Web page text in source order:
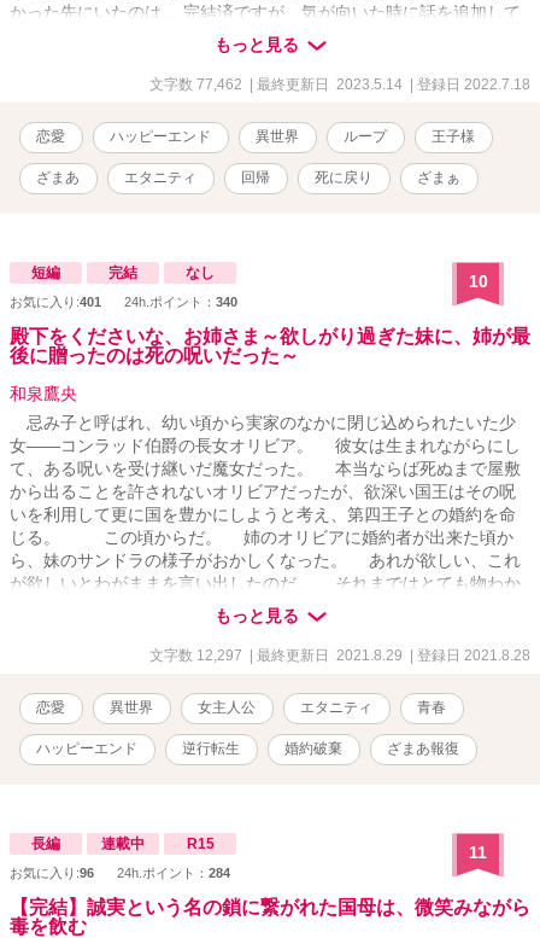
かった先にいたのは… 完結済ですが、気が向いた時に話を追加して
もっと見る
文字数 77,462 | 最終更新日 2023.5.14 | 登録日 2022.7.18
恋愛 ハッピーエンド 異世界 ループ 王子様
ざまあ エタニティ 回帰 死に戻り ざまぁ
短編 完結 なし
お気に入り:401 24h.ポイント： 340
10
殿下をくださいな、お姉さま～欲しがり過ぎた妹に、姉が最
後に贈ったのは死の呪いだった～
和泉鷹央
忌み子と呼ばれ、幼い頃から実家のなかに閉じ込められたいた少
女――コンラッド伯爵の長女オリビア。 彼女は生まれながらにし
て、ある呪いを受け継いだ魔女だった。 本当ならば死ぬまで屋敷
から出ることを許されないオリビアだったが、欲深い国王はその呪
いを利用して更に国を豊かにしようと考え、第四王子との婚約を命
じる。 この頃からだ。 姉のオリビアに婚約者が出来た頃か
ら、妹のサンドラの様子がおかしくなった。 あれが欲しい、これ
が欲しいとわがままを言い出したのだ。 それまではとても物わか
りのよい子だったのに。 半年後――。 オリビアと婚約者、王太
子ジョシュアの結婚式が間近に迫ったある日。 サンドラは呆れた
ことに、王太子が欲しいと言い出した。 オリビアの我慢はとうと
稿サイトでも掲載しています。
もっと見る
文字数 12,297 | 最終更新日 2021.8.29 | 登録日 2021.8.28
恋愛 異世界 女主人公 エタニティ 青春
ハッピーエンド 逆行転生 婚約破棄 ざまあ報復
長編 連載中 R15
お気に入り:96 24h.ポイント： 284
11
【完結】誠実という名の鎖に繋がれた国母は、微笑みながら
毒を飲む